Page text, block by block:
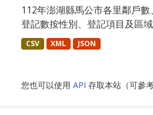
112年澎湖縣馬公市各里鄰戶
登記數按性別、登記項目及區
CSV XML JSON
您也可以使用 API 存取本站（可參